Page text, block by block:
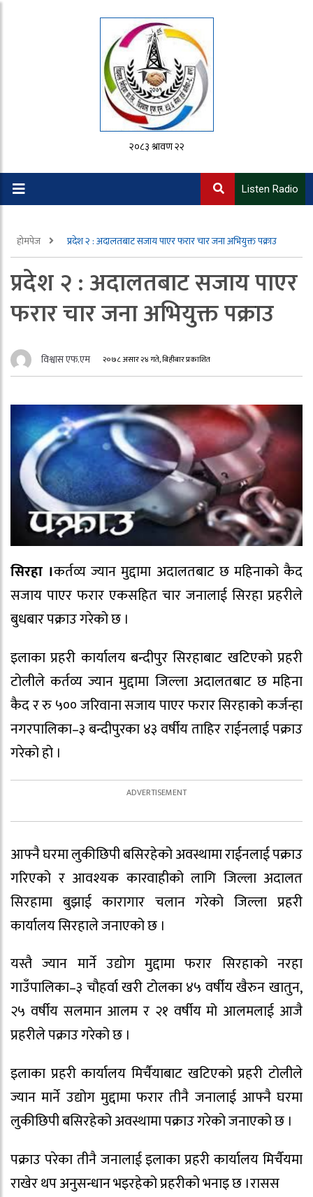
२०८३ श्रावण २२
Listen Radio
होमपेज प्रदेश २ : अदालतबाट सजाय पाएर फरार चार जना अभियुक्त पक्राउ
प्रदेश २ : अदालतबाट सजाय पाएर
फरार चार जना अभियुक्त पक्राउ
विश्वास एफ.एम २०७८ असार २४ गते, बिहीबार प्रकाशित
सिरहा ।कर्तव्य ज्यान मुद्दामा अदालतबाट छ महिनाको कैद
सजाय पाएर फरार एकसहित चार जनालाई सिरहा प्रहरीले
बुधबार पक्राउ गरेको छ ।
इलाका प्रहरी कार्यालय बन्दीपुर सिरहाबाट खटिएको प्रहरी
टोलीले कर्तव्य ज्यान मुद्दामा जिल्ला अदालतबाट छ महिना
कैद र रु ५०० जरिवाना सजाय पाएर फरार सिरहाको कर्जन्हा
नगरपालिका–३ बन्दीपुरका ४३ वर्षीय ताहिर राईनलाई पक्राउ
गरेको हो ।
आफ्नै घरमा लुकीछिपी बसिरहेको अवस्थामा राईनलाई पक्राउ
गरिएको र आवश्यक कारवाहीको लागि जिल्ला अदालत
सिरहामा बुझाई कारागार चलान गरेको जिल्ला प्रहरी
कार्यालय सिरहाले जनाएको छ ।
यस्तै ज्यान मार्ने उद्योग मुद्दामा फरार सिरहाको नरहा
गाउँपालिका–३ चौहर्वा खरी टोलका ४५ वर्षीय खैरुन खातुन,
२५ वर्षीय सलमान आलम र २१ वर्षीय मो आलमलाई आजै
प्रहरीले पक्राउ गरेको छ ।
इलाका प्रहरी कार्यालय मिर्चैयाबाट खटिएको प्रहरी टोलीले
ज्यान मार्ने उद्योग मुद्दामा फरार तीनै जनालाई आफ्नै घरमा
लुकीछिपी बसिरहेको अवस्थामा पक्राउ गरेको जनाएको छ ।
पक्राउ परेका तीनै जनालाई इलाका प्रहरी कार्यालय मिर्चैयमा
राखेर थप अनुसन्धान भइरहेको प्रहरीको भनाइ छ ।रासस